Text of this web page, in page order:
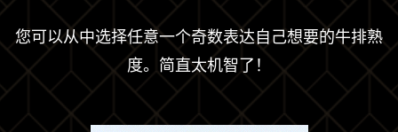
您可以从中选择任意一个奇数表达自己想要的牛排熟
度。简直太机智了！